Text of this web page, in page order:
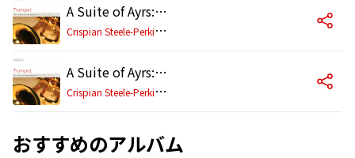
A Suite of Ayrs: Echo
C
rispian Steele-Perkins/City of London Baroque Sinfonia/Richard Hickox
A Suite of Ayrs: Cebel
C
rispian Steele-Perkins/City of London Baroque Sinfonia/Richard Hickox
おすすめのアルバム